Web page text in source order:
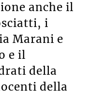
anche il
i
Marani e
e il
della
della